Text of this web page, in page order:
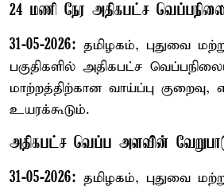
24 மணி நேர அதிகபட்ச
31-05-2026: தமிழகம், புதுவை
பகுதிகளில் அதிகபட்ச
மாற்றத்திற்கான வாய்ப்பு குறைவு,
உயரக்கூடும்.
அதிகபட்ச வெப்ப அளவின்
31-05-2026: தமிழகம், புதுவை